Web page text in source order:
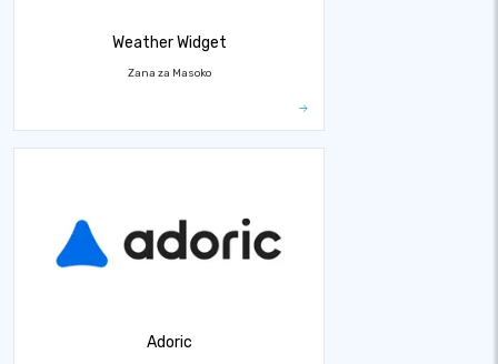
Weather Widget
Zana za Masoko
Adoric